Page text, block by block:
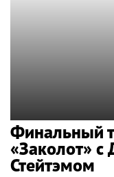
Финальный
«Заколот»
Стейтэмом